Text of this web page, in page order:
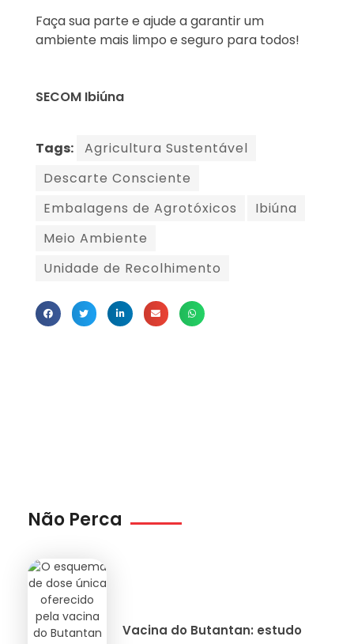
Faça sua parte e ajude a garantir um
ambiente mais limpo e seguro para todos!
SECOM Ibiúna
Tags:
Agricultura Sustentável
Descarte Consciente
Embalagens de Agrotóxicos
Ibiúna
Meio Ambiente
Unidade de Recolhimento
Não Perca
Vacina do Butantan: estudo